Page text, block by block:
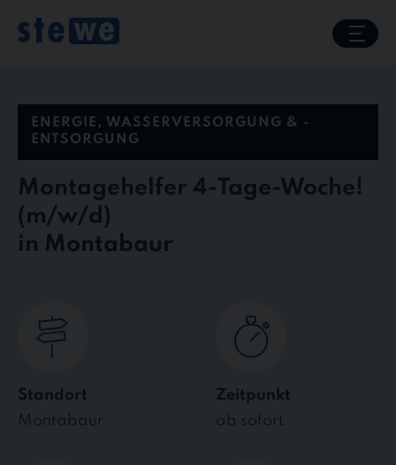
content
ENERGIE, WASSERVERSORGUNG & -
ENTSORGUNG
Montagehelfer 4-Tage-Woche!
in Montabaur
Standort
Montabaur
Zeitpunkt
ab sofort